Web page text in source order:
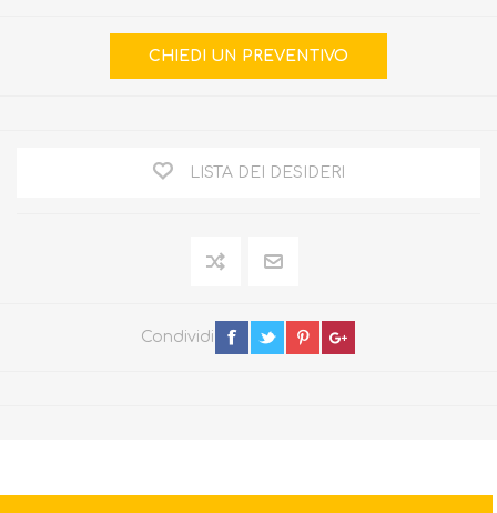
LISTA DEI DESIDERI
Condividi